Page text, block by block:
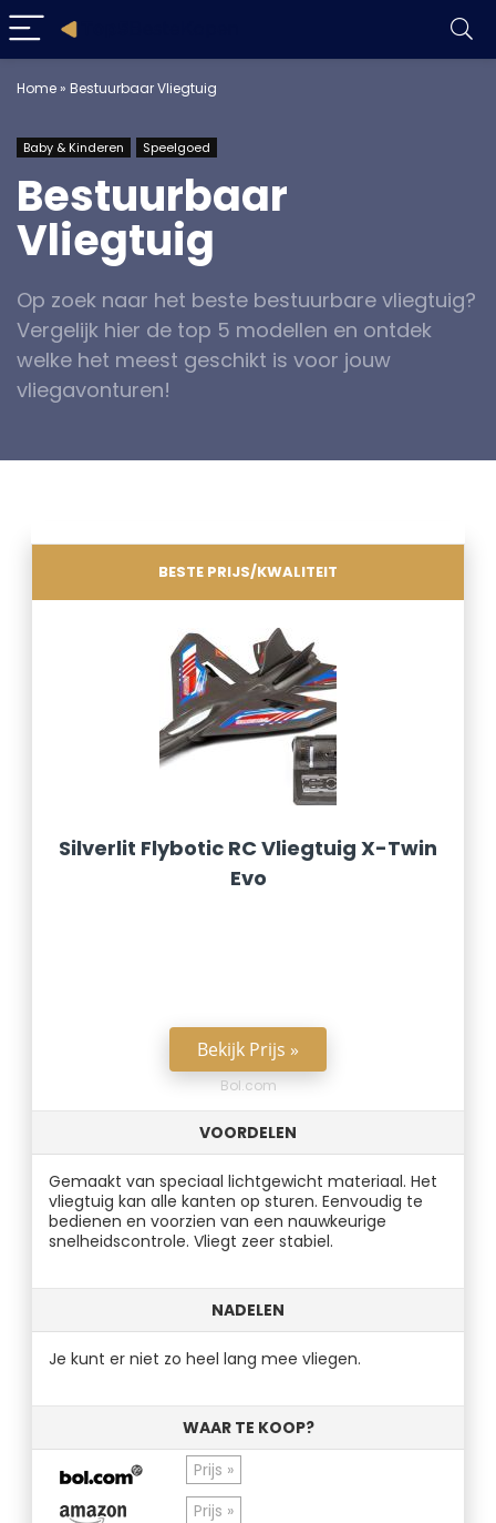
Home» Bestuurbaar Vliegtuig
Baby & Kinderen Speelgoed
Bestuurbaar
Vliegtuig
Op zoek naar het beste bestuurbare vliegtuig?
Vergelijk hier de top 5 modellen en ontdek
welke het meest geschikt is voor jouw
vliegavonturen!
BESTE PRIJS/KWALITEIT
Silverlit Flybotic RC Vliegtuig X-Twin
Evo
Bekijk Prijs »
Bol.com
VOORDELEN
Gemaakt van speciaal lichtgewicht materiaal. Het
vliegtuig kan alle kanten op sturen. Eenvoudig te
bedienen en voorzien van een nauwkeurige
snelheidscontrole. Vliegt zeer stabiel.
NADELEN
Je kunt er niet zo heel lang mee vliegen.
WAAR TE KOOP?
Prijs »
Prijs »